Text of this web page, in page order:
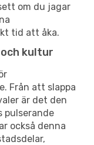
om du jagar
tid att åka.
kultur
Från att slappa
är det den
pulserande
också denna